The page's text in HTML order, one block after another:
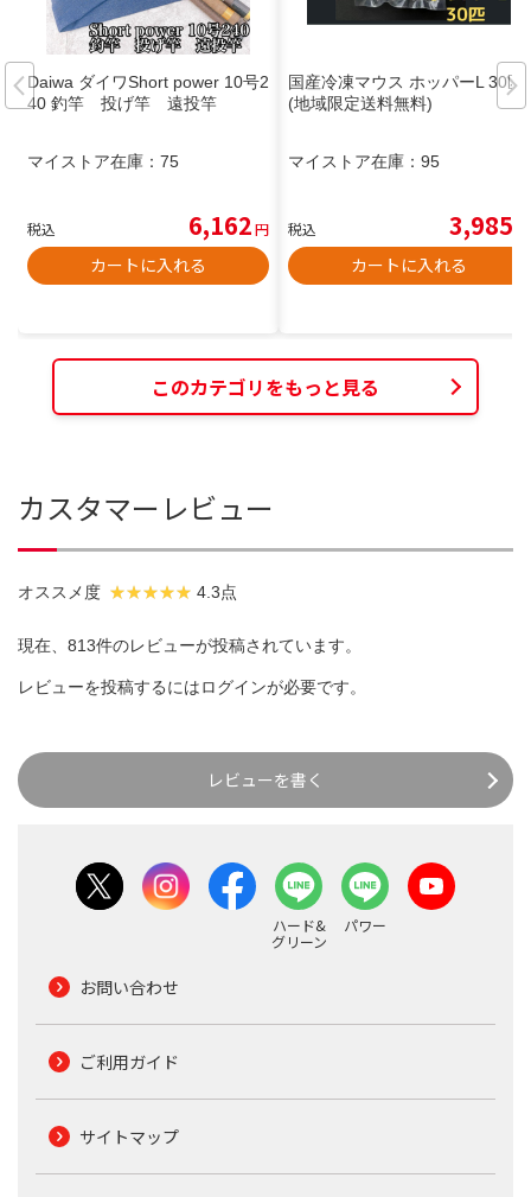
Daiwa ダイワShort power 10号2
40 釣竿 投げ竿 遠投竿
マイストア在庫： 75
税込 6,162円
カートに入れる
国産冷凍マウス ホッパーL 30匹
(地域限定送料無料)
マイストア在庫： 95
税込 3,985
カートに入れる
このカテゴリをもっと見る
カスタマーレビュー
オススメ度 4.3点
現在、813件のレビューが投稿されています。
レビューを投稿するにはログインが必要です。
レビューを書く
ハード&
グリーン
パワー
お問い合わせ
ご利用ガイド
サイトマップ